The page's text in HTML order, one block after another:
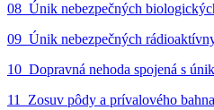
08_Únik nebezpečných
09_Únik nebezpečných
10_Dopravná nehoda spojená s
11_Zosuv pôdy a prívalového bahna